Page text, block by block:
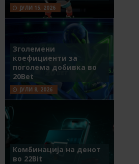
ЈУЛИ 15, 2026
Зголемени
коефициенти за
поголема добивка во
20Bet
ЈУЛИ 8, 2026
Комбинација на денот
во 22Bit